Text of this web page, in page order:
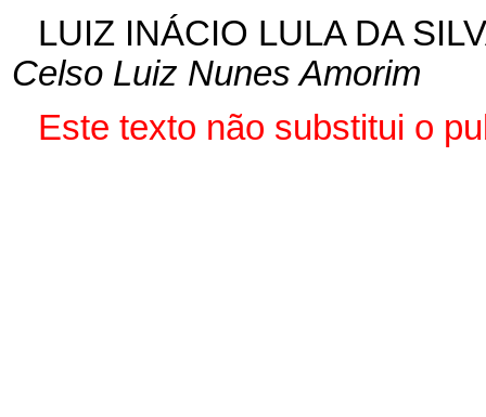
LUIZ INÁCIO LULA DA
Celso Luiz Nunes Amorim
Este texto não substitui o